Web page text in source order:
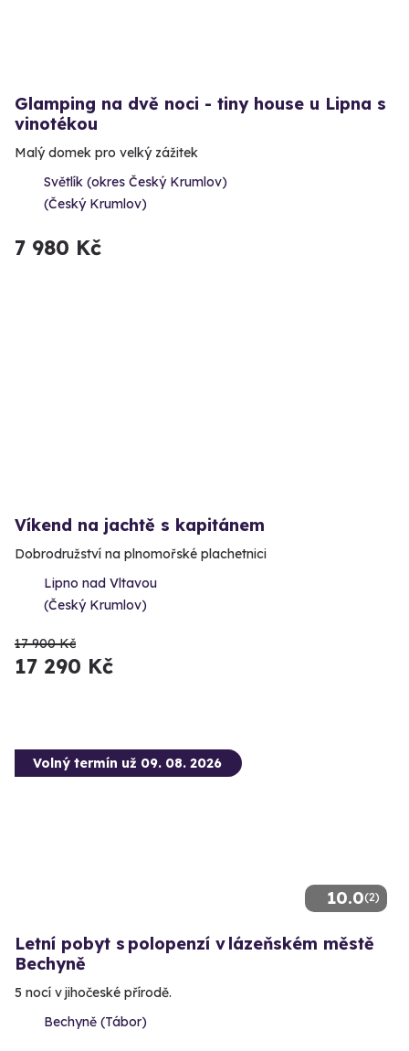
Glamping na dvě noci - tiny house u Lipna s
vinotékou
Malý domek pro velký zážitek
Světlík (okres Český Krumlov)
(Český Krumlov)
7 980 Kč
Víkend na jachtě s kapitánem
Dobrodružství na plnomořské plachetnici
Lipno nad Vltavou
(Český Krumlov)
17 900 Kč
17 290 Kč
10.0(2)
Volný termín už 09. 08. 2026
Letní pobyt s polopenzí v lázeňském městě
Bechyně
5 nocí v jihočeské přírodě.
Bechyně (Tábor)